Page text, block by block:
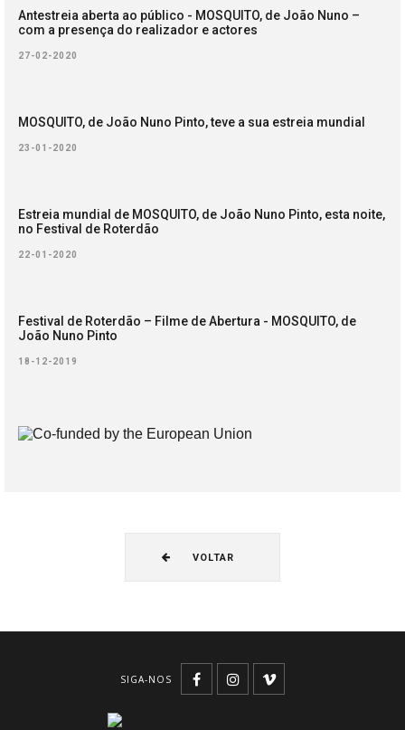
Antestreia aberta ao público - MOSQUITO, de João Nuno –
com a presença do realizador e actores
27-02-2020
MOSQUITO, de João Nuno Pinto, teve a sua estreia mundial
23-01-2020
Estreia mundial de MOSQUITO, de João Nuno Pinto, esta noite,
no Festival de Roterdão
22-01-2020
Festival de Roterdão – Filme de Abertura - MOSQUITO, de
João Nuno Pinto
18-12-2019
VOLTAR
SIGA-NOS